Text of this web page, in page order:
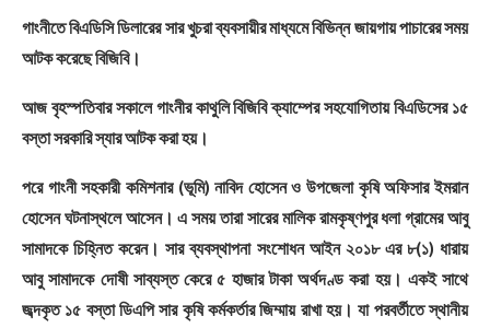
গাংনীতে বিএডিসি ডিলারের সার খুচরা ব্যবসায়ীর মাধ্যমে বিভিন্ন জায়গায় পাচারের সময়
আটক করেছে বিজিবি।
আজ বৃহস্পতিবার সকালে গাংনীর কাথুলি বিজিবি ক্যাম্পের সহযোগিতায় বিএডিসের ১৫
বস্তা সরকারি স্যার আটক করা হয়।
পরে গাংনী সহকারী কমিশনার (ভূমি) নাবিদ হোসেন ও উপজেলা কৃষি অফিসার ইমরান
হোসেন ঘটনাস্থলে আসেন। এ সময় তারা সারের মালিক রামকৃষ্ণপুর ধলা গ্রামের আবু
সামাদকে চিহ্নিত করেন। সার ব্যবস্থাপনা সংশোধন আইন ২০১৮ এর ৮(১) ধারায়
আবু সামাদকে দোষী সাব্যস্ত কেরে ৫ হাজার টাকা অর্থদণ্ড করা হয়। একই সাথে
জব্দকৃত ১৫ বস্তা ডিএপি সার কৃষি কর্মকর্তার জিম্মায় রাখা হয়। যা পরবর্তীতে স্থানীয়